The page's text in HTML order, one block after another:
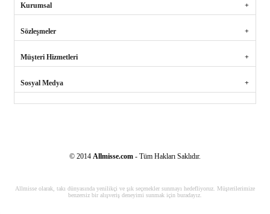
Kurumsal
Sözleşmeler
Müşteri Hizmetleri
Sosyal Medya
© 2014 Allmisse.com - Tüm Hakları Saklıdır.
Allmisse olarak, takı dünyasında yenilikçi ve şık seçenekler sunmayı hedefliyoruz. Müşterilerimize
benzersiz bir alışveriş deneyimi sunmak için buradayız.